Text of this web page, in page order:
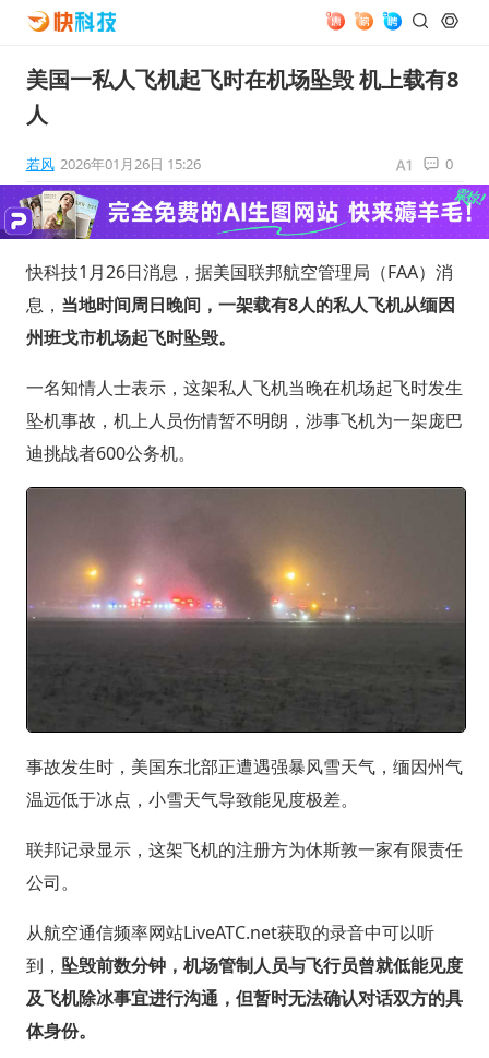
美国一私人飞机起飞时在机场坠毁 机上载有8
人
若风 2026年01月26日 15:26 0
快科技1月26日消息，据美国联邦航空管理局（FAA）消
息， 当地时间周日晚间，一架载有8人的私人飞机从缅因
州班戈市机场起飞时坠毁。
一名知情人士表示，这架私人飞机当晚在机场起飞时发生
坠机事故，机上人员伤情暂不明朗，涉事飞机为一架庞巴
迪挑战者600公务机。
事故发生时，美国东北部正遭遇强暴风雪天气，缅因州气
温远低于冰点，小雪天气导致能见度极差。
联邦记录显示，这架飞机的注册方为休斯敦一家有限责任
公司。
从航空通信频率网站LiveATC.net获取的录音中可以听
到， 坠毁前数分钟，机场管制人员与飞行员曾就低能见度
及飞机除冰事宜进行沟通，但暂时无法确认对话双方的具
体身份。